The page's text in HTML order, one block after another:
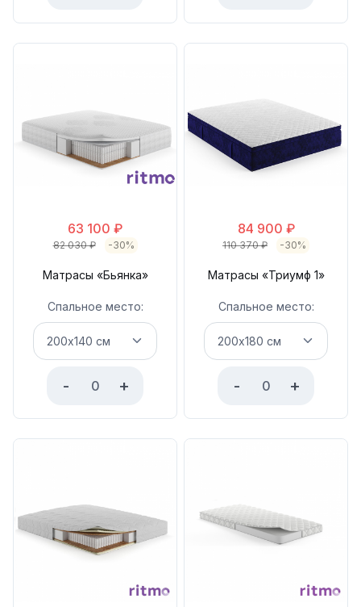
63 100 ₽
82 030₽ -30%
Матрасы «Бьянка»
Спальное место:
- +
84 900 ₽
110 370₽ -30%
Матрасы «Триумф 1»
Спальное место:
- +